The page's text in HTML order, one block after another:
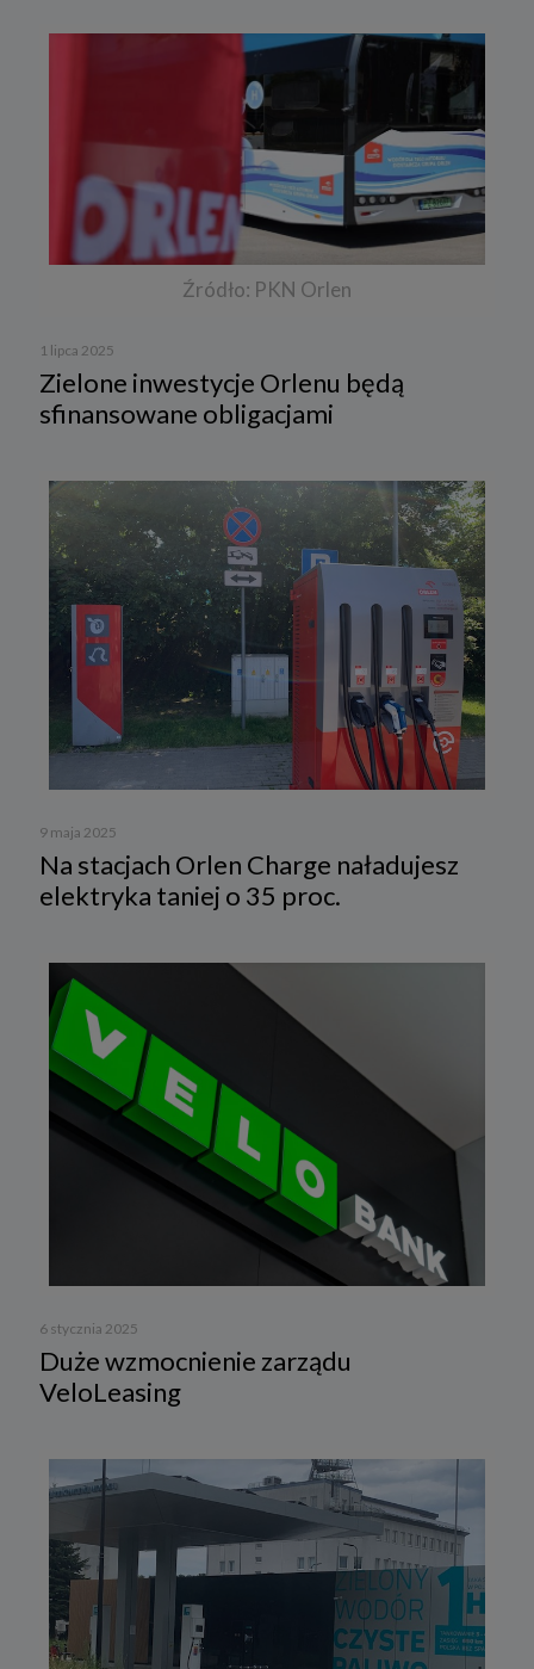
Źródło: PKN Orlen
1 lipca 2025
Zielone inwestycje Orlenu będą
sfinansowane obligacjami
9 maja 2025
Na stacjach Orlen Charge naładujesz
elektryka taniej o 35 proc.
6 stycznia 2025
Duże wzmocnienie zarządu
VeloLeasing